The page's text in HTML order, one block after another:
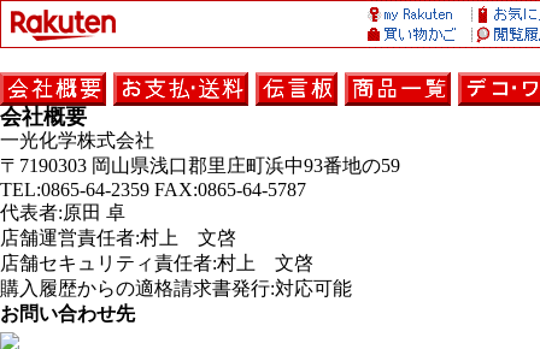
会社概要
一光化学株式会社
〒7190303 岡山県浅口郡里庄町浜中93番地の59
TEL:0865-64-2359 FAX:0865-64-5787
代表者:原田 卓
店舗運営責任者:村上 文啓
店舗セキュリティ責任者:村上 文啓
購入履歴からの適格請求書発行:対応可能
お問い合わせ先